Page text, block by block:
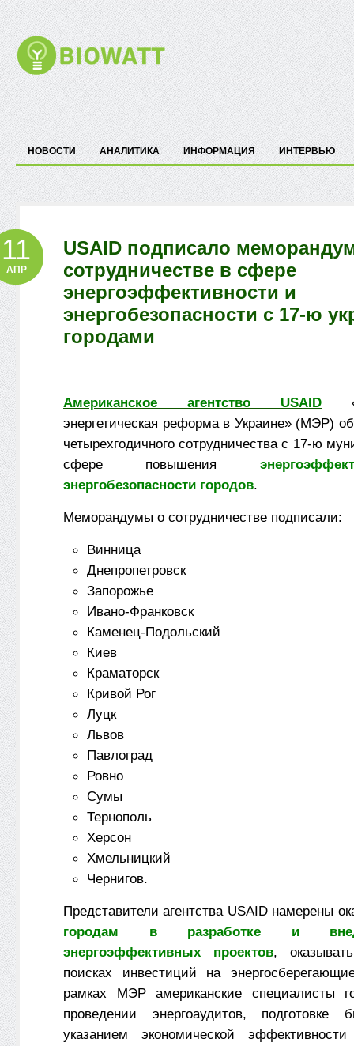
НОВОСТИ АНАЛИТИКА ИНФОРМАЦИЯ ИНТЕРВЬЮ
USAID подписало
сотрудничестве в сфере
энергоэффективности и
энергобезопасности с 17-ю
городами
11
АПР
Американское агентство USAID
энергетическая реформа в Украине» (МЭР)
четырехгодичного сотрудничества с 17-ю
сфере повышения
энергобезопасности городов.
Меморандумы о сотрудничестве подписали:
Винница
Днепропетровск
Запорожье
Ивано-Франковск
Каменец-Подольский
Киев
Краматорск
Кривой Рог
Луцк
Львов
Павлоград
Ровно
Сумы
Тернополь
Херсон
Хмельницкий
Чернигов.
Представители агентства USAID намерены
городам в разработке и
энергоэффективных проектов,
поисках инвестиций на
рамках МЭР американские специалисты
проведении энергоаудитов, подготовке
указанием экономической